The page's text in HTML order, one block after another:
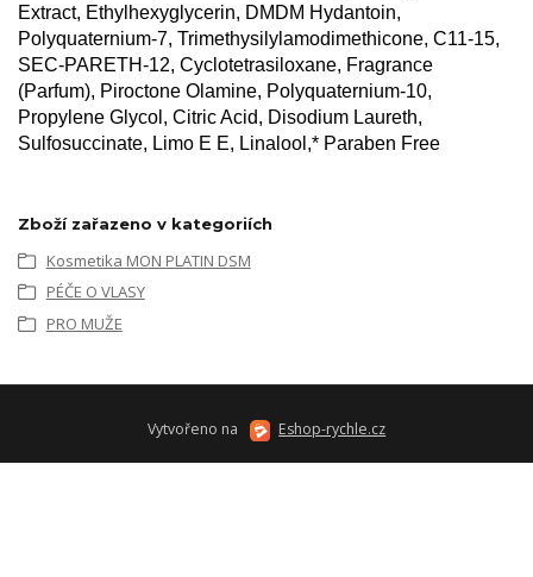
Extract, Ethylhexyglycerin, DMDM Hydantoin,
Polyquaternium-7, Trimethysilylamodimethicone, C11-15,
SEC-PARETH-12, Cyclotetrasiloxane, Fragrance
(Parfum), Piroctone Olamine, Polyquaternium-10,
Propylene Glycol, Citric Acid, Disodium Laureth,
Sulfosuccinate, Limo E E, Linalool,* Paraben Free
Zboží zařazeno v kategoriích
Kosmetika MON PLATIN DSM
PÉČE O VLASY
PRO MUŽE
Vytvořeno na Eshop-rychle.cz